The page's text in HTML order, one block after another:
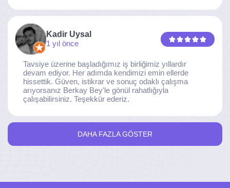
Kadir Uysal
1 yıl önce
Tavsiye üzerine başladığımız iş birliğimiz yıllardır
devam ediyor. Her adımda kendimizi emin ellerde
hissettik. Güven, istikrar ve sonuç odaklı çalışma
arıyorsanız Berkay Bey'le gönül rahatlığıyla
çalışabilirsiniz. Teşekkür ederiz.
DAHA FAZLA GÖSTER